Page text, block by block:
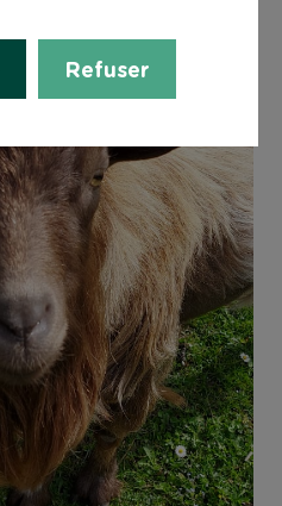
Refuser